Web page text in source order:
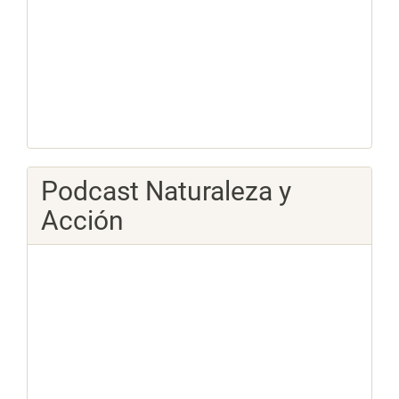
Podcast Naturaleza y
Acción